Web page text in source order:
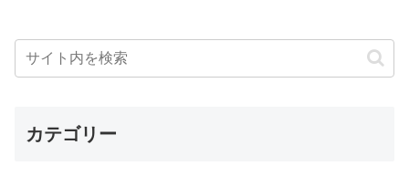
カテゴリー